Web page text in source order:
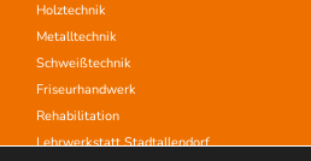
Holztechnik
Metalltechnik
Schweißtechnik
Friseurhandwerk
Rehabilitation
Lehrwerkstatt Stadtallendorf